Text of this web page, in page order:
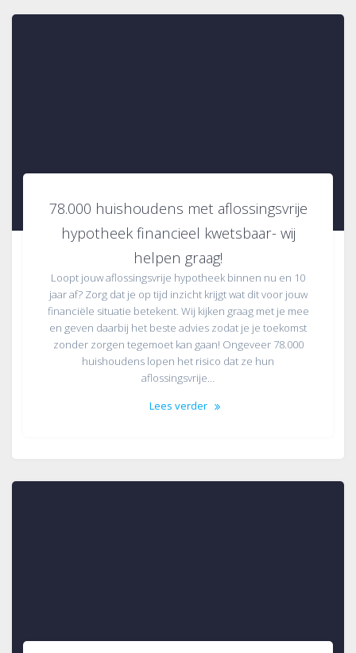
78.000 huishoudens met aflossingsvrije
hypotheek financieel kwetsbaar- wij
helpen graag!
Loopt jouw aflossingsvrije hypotheek binnen nu en 10
jaar af? Zorg dat je op tijd inzicht krijgt wat dit voor jouw
financiële situatie betekent. Wij kijken graag met je mee
en geven daarbij het beste advies zodat je je toekomst
zonder zorgen tegemoet kan gaan! Ongeveer 78.000
huishoudens lopen het risico dat ze hun
aflossingsvrije…
Lees verder